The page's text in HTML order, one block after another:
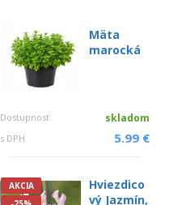
Mäta
marocká
Dostupnosť skladom
s DPH 5.99 €
AKCIA
Hviezdico
vý Jazmín,